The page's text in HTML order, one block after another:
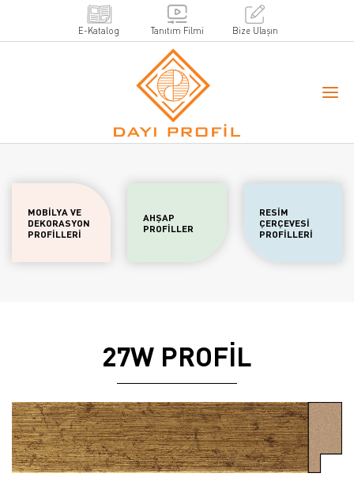
E-Katalog Tanıtım Filmi Bize Ulaşın
MOBİLYA VE
DEKORASYON
PROFİLLERİ
AHŞAP
PROFİLLER
RESİM
ÇERÇEVESİ
PROFİLLERİ
27W PROFİL